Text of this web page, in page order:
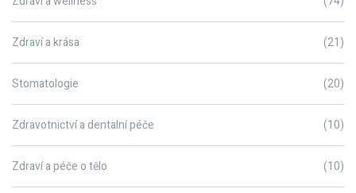
Zdraví a krása (21)
Stomatologie (20)
Zdravotnictví a dentalní péče (10)
Zdraví a péče o tělo (10)